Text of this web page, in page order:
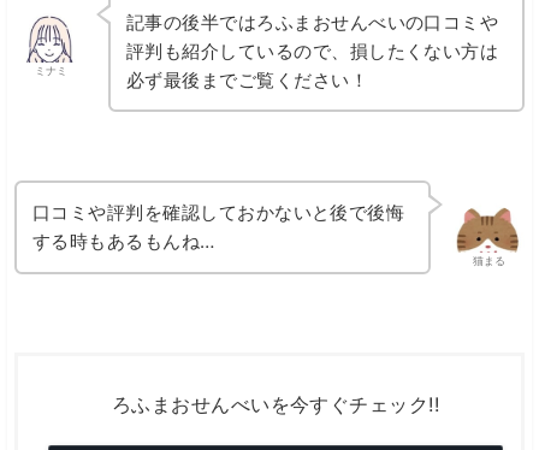
ミナミ
記事の後半ではろふまおせんべいの口コミや
評判も紹介しているので、損したくない方は
必ず最後までご覧ください！
猫まる
口コミや評判を確認しておかないと後で後悔
する時もあるもんね…
ろふまおせんべいを今すぐチェック!!